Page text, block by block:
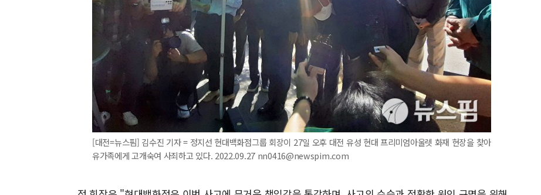
[대전=뉴스핌] 김수진 기자 = 정지선 현대백화점그룹 회장이 27일 오후 대전 유성 현대 프리미엄아울렛 화재 현장을 찾아
유가족에게 고개숙여 사죄하고 있다. 2022.09.27 nn0416@newspim.com